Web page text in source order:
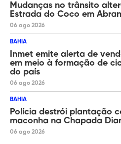
Mudanças no trânsito
Estrada do Coco em
06 ago 2026
BAHIA
Inmet emite alerta de
em meio à formação de
do país
06 ago 2026
BAHIA
Polícia destrói plantação
maconha na Chapada
06 ago 2026